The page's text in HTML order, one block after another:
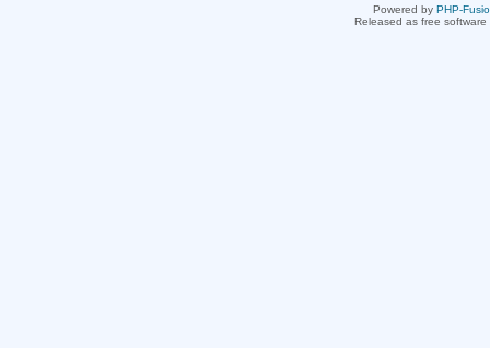
Powered by PHP-
Released as free